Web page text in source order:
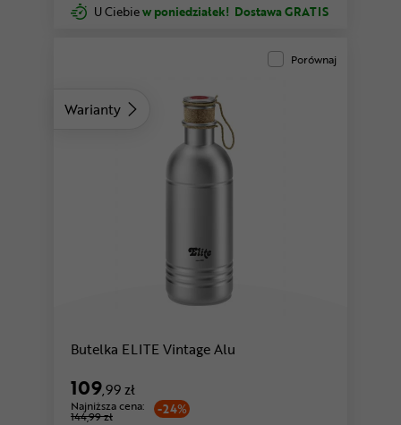
U Ciebiew poniedziałek! Dostawa GRATIS
Warianty
Porównaj
Butelka ELITE Vintage Alu
109,99 zł
-24%
Najniższa cena:
144,99 zł